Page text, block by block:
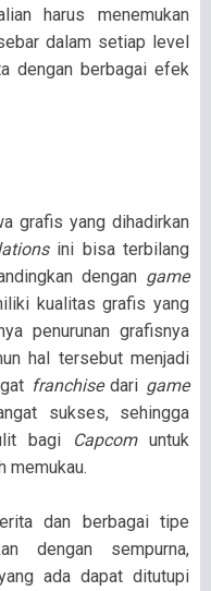
harus menemukan
dalam setiap level
dengan berbagai efek
grafis yang dihadirkan
ini bisa terbilang
dengan game
kualitas grafis yang
penurunan grafisnya
hal tersebut menjadi
franchisedari game
sukses, sehingga
bagi
Capcomuntuk
memukau.
dan berbagai tipe
dengan sempurna,
ada dapat ditutupi